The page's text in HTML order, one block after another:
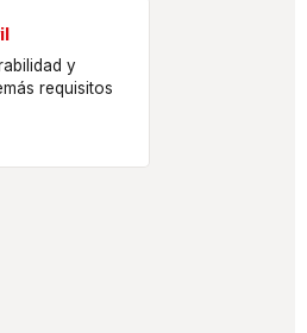
y
requisitos